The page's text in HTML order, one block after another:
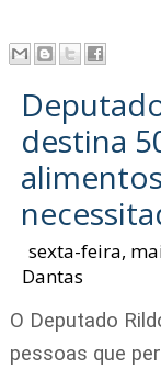
destina
sexta-feira,
Dantas
O Deputado
pessoas que